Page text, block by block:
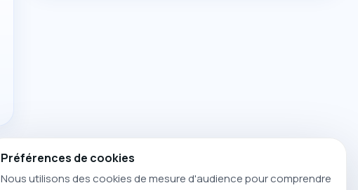
Préférences de cookies
Nous utilisons des cookies de mesure d'audience pour comprendre